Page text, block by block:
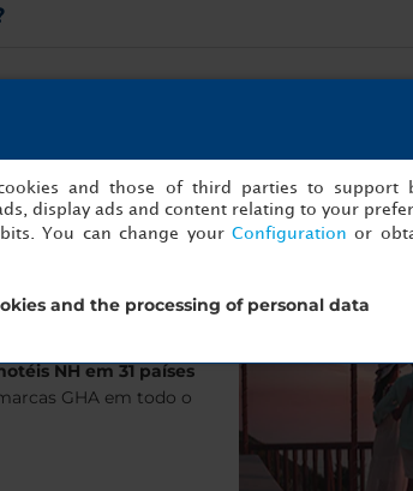
mínimo de 5%
NH em 31 países
GHA em todo o
and those of third parties to support
display ads and content relating to your
You can change your Configuration or
and the processing of personal data